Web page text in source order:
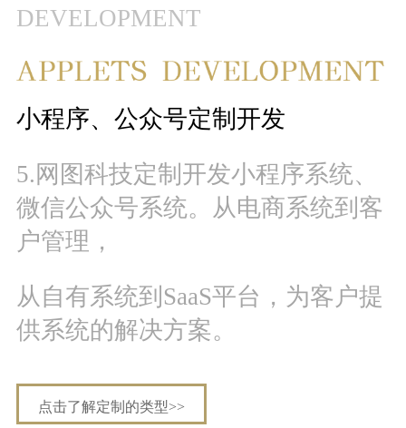
DEVELOPMENT
小程序、公众号定制开发
5.网图科技定制开发小程序系统、
微信公众号系统。从电商系统到客
户管理，
从自有系统到SaaS平台，为客户提
供系统的解决方案。
点击了解定制的类型>>